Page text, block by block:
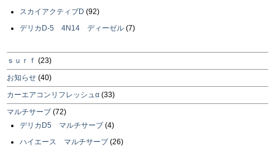
スカイアクティブD (92)
デリカD-5 4N14 ディーゼル (7)
ｓｕｒｆ (23)
お知らせ (40)
カーエアコンリフレッシュα (33)
マルチサーブ (72)
デリカD5 マルチサーブ (4)
ハイエース マルチサーブ (26)